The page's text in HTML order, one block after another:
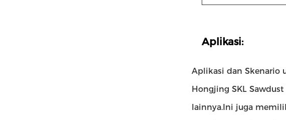
Aplikasi:
Aplikasi dan Skenario
Hongjing SKL
lainnya.Ini juga